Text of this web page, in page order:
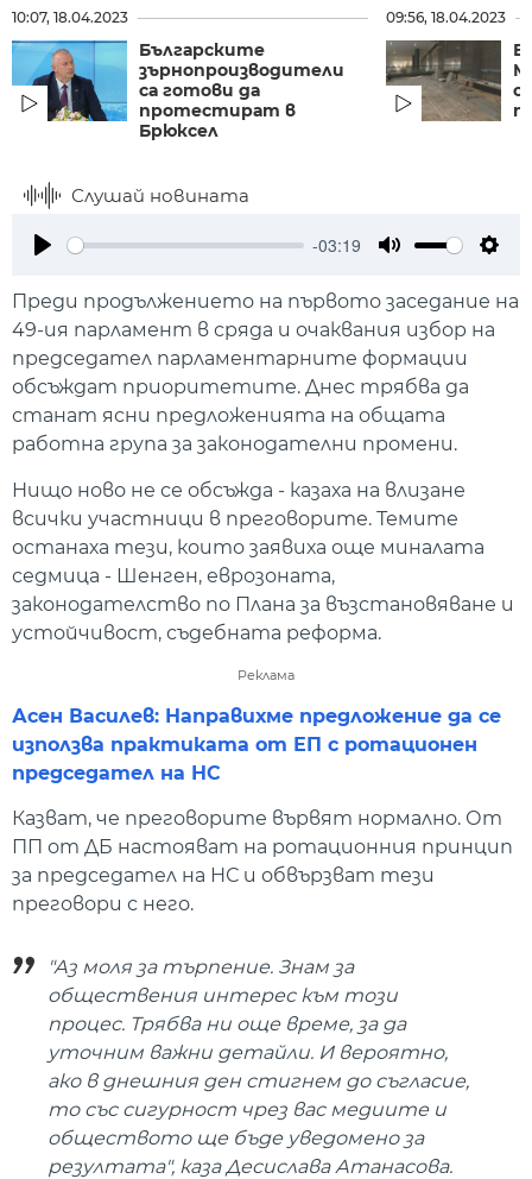
10:07, 18.04.2023
Българските
зърнопроизводители
са готови да
протестират в
Брюксел
09:56, 18.04.2023
В
Слушай новината
-03:19
Преди продължението на първото заседание на
49-ия парламент в сряда и очаквания избор на
председател парламентарните формации
обсъждат приоритетите. Днес трябва да
станат ясни предложенията на общата
работна група за законодателни промени.
Нищо ново не се обсъжда - казаха на влизане
всички участници в преговорите. Темите
останаха тези, които заявиха още миналата
седмица - Шенген, еврозоната,
законодателство по Плана за възстановяване и
устойчивост, съдебната реформа.
Реклама
Асен Василев: Направихме предложение да се
използва практиката от ЕП с ротационен
председател на НС
Казват, че преговорите вървят нормално. От
ПП от ДБ настояват на ротационния принцип
за председател на НС и обвързват тези
преговори с него.
"Аз моля за търпение. Знам за
обществения интерес към този
процес. Трябва ни още време, за да
уточним важни детайли. И вероятно,
ако в днешния ден стигнем до съгласие,
то със сигурност чрез вас медиите и
обществото ще бъде уведомено за
резултата", каза Десислава Атанасова.